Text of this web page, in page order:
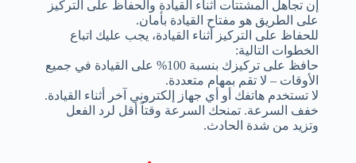
إن تجاهل المشتتات أثناء القيادة والحفاظ على التركيز
على الطريق هو مفتاح القيادة بأمان.
للحفاظ على التركيز أثناء القيادة، يجب عليك اتباع
الخطوات التالية:
حافظ على تركيزك بنسبة 100% على القيادة في جميع
الأوقات – لا تقم بمهام متعددة.
لا تستخدم هاتفك أو أي جهاز إلكتروني آخر أثناء القيادة.
خفف السرعة. تمنحك السرعة وقتاً أقل لرد الفعل
وتزيد من شدة الحادث.